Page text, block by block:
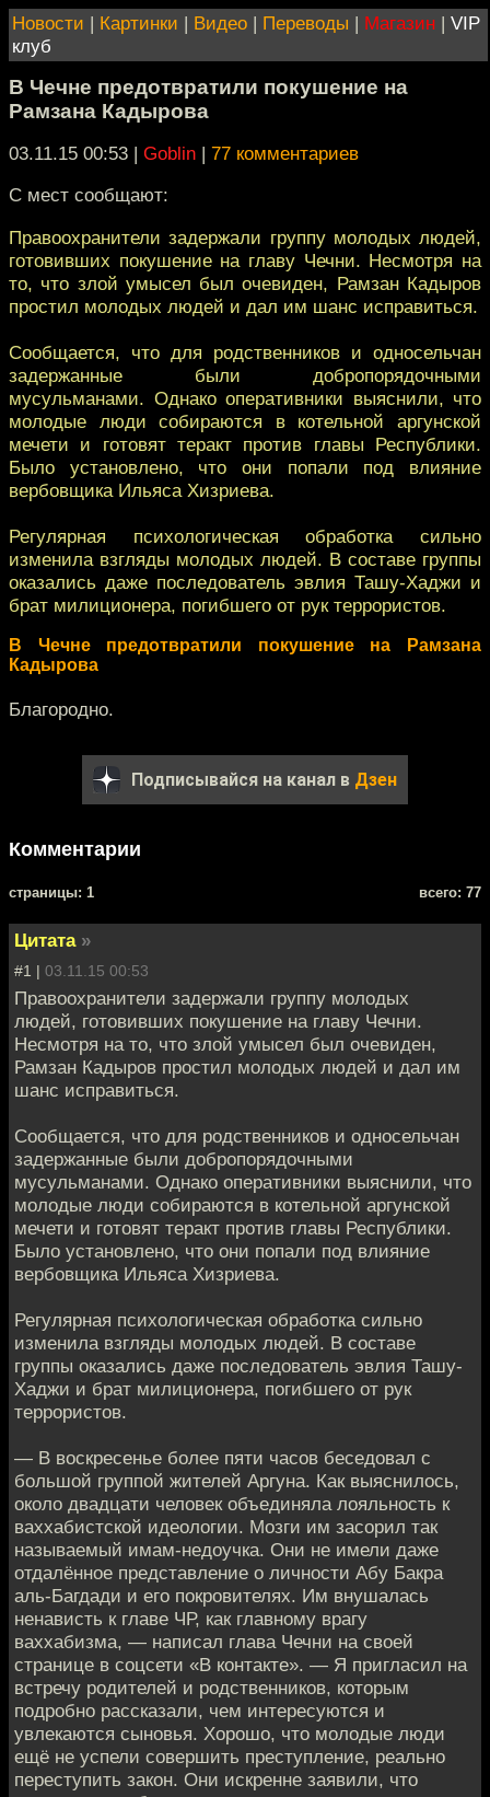
Новости | Картинки | Видео | Переводы | Магазин | VIP
клуб
В Чечне предотвратили покушение на
Рамзана Кадырова
03.11.15 00:53 | Goblin | 77 комментариев
С мест сообщают:
Правоохранители задержали группу молодых людей,
готовивших покушение на главу Чечни. Несмотря на
то, что злой умысел был очевиден, Рамзан Кадыров
простил молодых людей и дал им шанс исправиться.
Сообщается, что для родственников и односельчан
задержанные были добропорядочными
мусульманами. Однако оперативники выяснили, что
молодые люди собираются в котельной аргунской
мечети и готовят теракт против главы Республики.
Было установлено, что они попали под влияние
вербовщика Ильяса Хизриева.
Регулярная психологическая обработка сильно
изменила взгляды молодых людей. В составе группы
оказались даже последователь эвлия Ташу-Хаджи и
брат милиционера, погибшего от рук террористов.
В Чечне предотвратили покушение на Рамзана
Кадырова
Благородно.
Подписывайся на канал в Дзен
Комментарии
cтраницы: 1 всего: 77
Цитата »
#1 | 03.11.15 00:53
Правоохранители задержали группу молодых
людей, готовивших покушение на главу Чечни.
Несмотря на то, что злой умысел был очевиден,
Рамзан Кадыров простил молодых людей и дал им
шанс исправиться.
Сообщается, что для родственников и односельчан
задержанные были добропорядочными
мусульманами. Однако оперативники выяснили, что
молодые люди собираются в котельной аргунской
мечети и готовят теракт против главы Республики.
Было установлено, что они попали под влияние
вербовщика Ильяса Хизриева.
Регулярная психологическая обработка сильно
изменила взгляды молодых людей. В составе
группы оказались даже последователь эвлия Ташу-
Хаджи и брат милиционера, погибшего от рук
террористов.
— В воскресенье более пяти часов беседовал с
большой группой жителей Аргуна. Как выяснилось,
около двадцати человек объединяла лояльность к
ваххабистской идеологии. Мозги им засорил так
называемый имам-недоучка. Они не имели даже
отдалённое представление о личности Абу Бакра
аль-Багдади и его покровителях. Им внушалась
ненависть к главе ЧР, как главному врагу
ваххабизма, — написал глава Чечни на своей
странице в соцсети «В контакте». — Я пригласил на
встречу родителей и родственников, которым
подробно рассказали, чем интересуются и
увлекаются сыновья. Хорошо, что молодые люди
ещё не успели совершить преступление, реально
переступить закон. Они искренне заявили, что